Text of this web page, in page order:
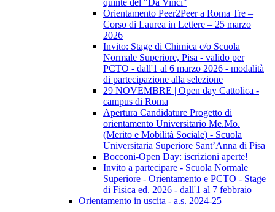
quinte del "Da Vinci"
Orientamento Peer2Peer a Roma Tre –
Corso di Laurea in Lettere – 25 marzo
2026
Invito: Stage di Chimica c/o Scuola
Normale Superiore, Pisa - valido per
PCTO - dall'1 al 6 marzo 2026 - modalità
di partecipazione alla selezione
29 NOVEMBRE | Open day Cattolica -
campus di Roma
Apertura Candidature Progetto di
orientamento Universitario Me.Mo.
(Merito e Mobilità Sociale) - Scuola
Universitaria Superiore Sant’Anna di Pisa
Bocconi-Open Day: iscrizioni aperte!
Invito a partecipare - Scuola Normale
Superiore - Orientamento e PCTO - Stage
di Fisica ed. 2026 - dall'1 al 7 febbraio
Orientamento in uscita - a.s. 2024-25